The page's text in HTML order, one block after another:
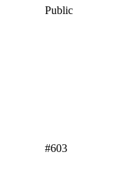
Public
#603